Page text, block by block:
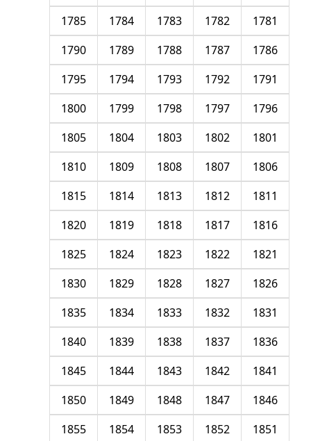
1781
1782
1783
1784
1785
1786
1787
1788
1789
1790
1791
1792
1793
1794
1795
1796
1797
1798
1799
1800
1801
1802
1803
1804
1805
1806
1807
1808
1809
1810
1811
1812
1813
1814
1815
1816
1817
1818
1819
1820
1821
1822
1823
1824
1825
1826
1827
1828
1829
1830
1831
1832
1833
1834
1835
1836
1837
1838
1839
1840
1841
1842
1843
1844
1845
1846
1847
1848
1849
1850
1851
1852
1853
1854
1855